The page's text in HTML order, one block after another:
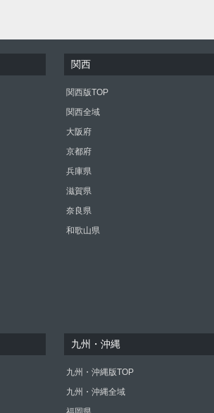
関西
関西版TOP
関西全域
大阪府
京都府
兵庫県
滋賀県
奈良県
和歌山県
九州・沖縄
九州・沖縄版TOP
九州・沖縄全域